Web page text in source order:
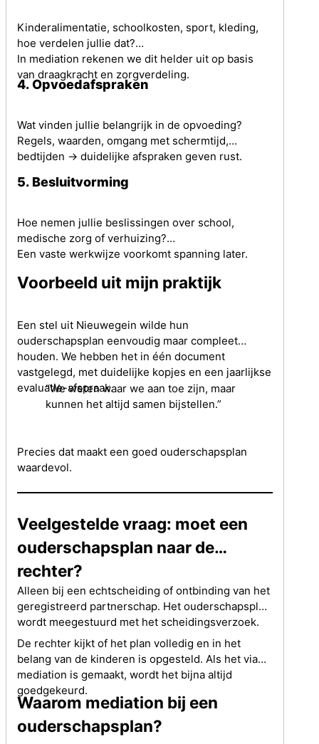
Kinderalimentatie, schoolkosten, sport, kleding,
hoe verdelen jullie dat?
In mediation rekenen we dit helder uit op basis
van draagkracht en zorgverdeling.
4. Opvoedafspraken
Wat vinden jullie belangrijk in de opvoeding?
Regels, waarden, omgang met schermtijd,
bedtijden -> duidelijke afspraken geven rust.
5. Besluitvorming
Hoe nemen jullie beslissingen over school,
medische zorg of verhuizing?
Een vaste werkwijze voorkomt spanning later.
Voorbeeld uit mijn praktijk
Een stel uit Nieuwegein wilde hun
ouderschapsplan eenvoudig maar compleet
houden. We hebben het in één document
vastgelegd, met duidelijke kopjes en een jaarlijkse
evaluatie-afspraak.
“We weten waar we aan toe zijn, maar
kunnen het altijd samen bijstellen.”
Precies dat maakt een goed ouderschapsplan
waardevol.
Veelgestelde vraag: moet een
ouderschapsplan naar de
rechter?
Alleen bij een echtscheiding of ontbinding van het
geregistreerd partnerschap. Het ouderschapsplan
wordt meegestuurd met het scheidingsverzoek.
De rechter kijkt of het plan volledig en in het
belang van de kinderen is opgesteld. Als het via
mediation is gemaakt, wordt het bijna altijd
goedgekeurd.
Waarom mediation bij een
ouderschapsplan?